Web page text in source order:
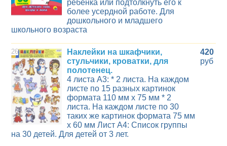
ребёнка или подтолкнуть его к
более усердной работе. Для
дошкольного и младшего
школьного возраста
26
Наклейки на шкафчики,
стульчики, кроватки, для
полотенец.
4 листа А3: * 2 листа. На каждом
листе по 15 разных картинок
формата 110 мм х 75 мм * 2
листа. На каждом листе по 30
таких же картинок формата 75 мм
х 60 мм Лист А4: Список группы
на 30 детей. Для детей от 3 лет.
420
руб